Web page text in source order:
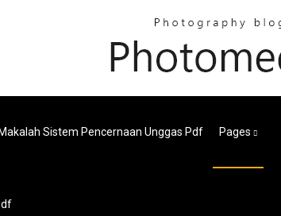
Makalah Sistem Pencernaan Unggas Pdf Pages